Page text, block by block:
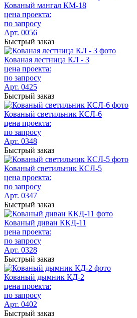
Кованый мангал КМ-18
цена проекта:
по запросу
Арт. 0056
Быстрый заказ
Кованая лестница КЛ - 3
цена проекта:
по запросу
Арт. 0425
Быстрый заказ
Кованый светильник КСЛ-6
цена проекта:
по запросу
Арт. 0348
Быстрый заказ
Кованый светильник КСЛ-5
цена проекта:
по запросу
Арт. 0347
Быстрый заказ
Кованый диван ККД-11
цена проекта:
по запросу
Арт. 0328
Быстрый заказ
Кованый дымник КД-2
цена проекта:
по запросу
Арт. 0402
Быстрый заказ